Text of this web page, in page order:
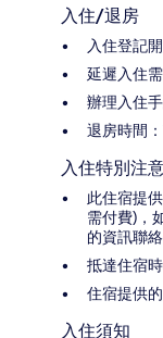
入住/退房
入住登記
延遲入住
辦理入住
退房時間
入住特別注
此住宿提
需付費)，
的資訊聯
抵達住宿
住宿提供
入住須知